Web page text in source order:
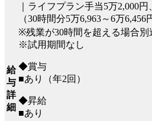
給
与
詳
細
｜ライフプラン手当5万2,000
（30時間分5万6,963～6万6,456
※残業が30時間を超える場合別
※試用期間なし
◆賞与
■あり（年2回）
◆昇給
■あり